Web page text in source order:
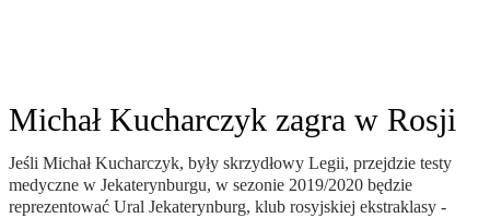
Michał Kucharczyk zagra w Rosji
Jeśli Michał Kucharczyk, były skrzydłowy Legii, przejdzie testy
medyczne w Jekaterynburgu, w sezonie 2019/2020 będzie
reprezentować Ural Jekaterynburg, klub rosyjskiej ekstraklasy -